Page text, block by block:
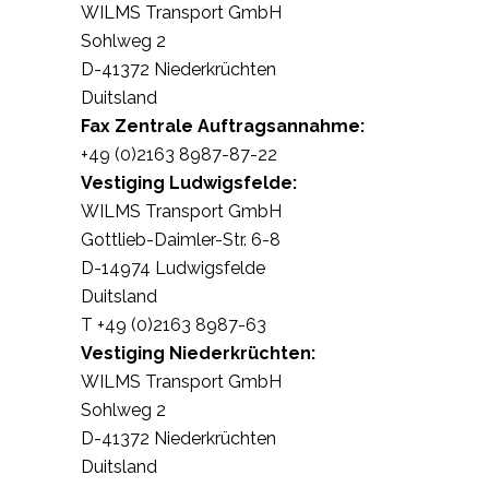
WILMS Transport GmbH
Sohlweg 2
D-41372 Niederkrüchten
Duitsland
Fax Zentrale Auftragsannahme:
+49 (0)2163 8987-87-22
Vestiging Ludwigsfelde:
WILMS Transport GmbH
Gottlieb-Daimler-Str. 6-8
D-14974 Ludwigsfelde
Duitsland
T +49 (0)2163 8987-63
Vestiging Niederkrüchten:
WILMS Transport GmbH
Sohlweg 2
D-41372 Niederkrüchten
Duitsland